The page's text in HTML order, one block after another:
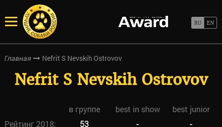
Главная Nefrit S Nevskih Ostrovov
Nefrit S Nevskih Ostrovov
в группе best in show
best junior
Рейтинг 2018:
53 - -